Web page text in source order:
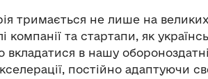
тримається не лише на великих
та стартапи, як
вкладатися в нашу
постійно адаптуючи